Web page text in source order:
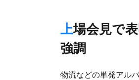
上場会見で表明、2024年問題考慮し「荷役分離」促進の重要性
強調
物流などの単発アル